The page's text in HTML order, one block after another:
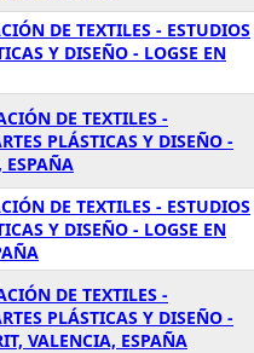
DE TEXTILES - ESTUDIOS
Y DISEÑO - LOGSE EN
DE TEXTILES -
PLÁSTICAS Y DISEÑO -
ESPAÑA
DE TEXTILES - ESTUDIOS
Y DISEÑO - LOGSE EN
DE TEXTILES -
PLÁSTICAS Y DISEÑO -
VALENCIA, ESPAÑA